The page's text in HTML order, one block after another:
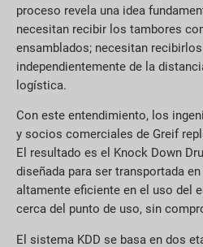
proceso revela una idea
necesitan recibir los tambores
ensamblados; necesitan
independientemente de la
logística.
Con este entendimiento, los
y socios comerciales de Greif
El resultado es el Knock Down
diseñada para ser transportada
altamente eficiente en el uso del
cerca del punto de uso, sin
El sistema KDD se basa en dos